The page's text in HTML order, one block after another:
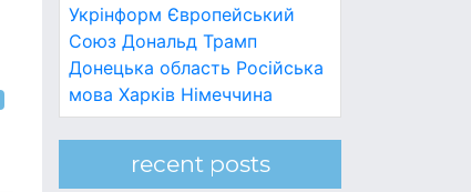
Укрінформ Європейський
Союз Дональд Трамп
Донецька область Російська
мова Харків Німеччина
recent posts